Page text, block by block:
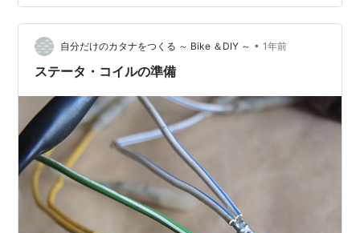
回は、ファストン端子を使用します。 ハンダでもいいの
ですが、ただ面倒くさいだけの理由です。 ここでの注意
点は、後にケーブルがエンクロージャー内を問題なく通
せることを確認しておく事です。 つまり、箱の中で折れ
自分だけのカタナをつくる ～ Bike ＆DIY ～ • 1年前
ステータ・コイルの準備